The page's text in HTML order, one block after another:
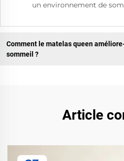
un environnement de
Comment le matelas queen
sommeil ?
Article